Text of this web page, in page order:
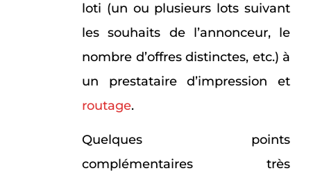
loti (un ou plusieurs lots suivant
les souhaits de l’annonceur, le
nombre d’offres distinctes, etc.) à
un prestataire d’impression et
routage.
Quelques points
complémentaires très